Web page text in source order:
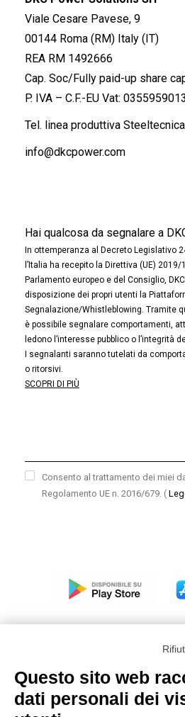
Viale Cesare Pavese, 9
00144 Roma (RM) Italy (IT)
REA RM 1492666
Cap. Soc/Fully paid-up share
P. IVA – C.F.-EU Vat:
Tel. linea produttiva
info@dkcpower.com
Hai qualcosa da segnalare a
In ottemperanza al Decreto Legislativo
l’Italia ha recepito la Direttiva (UE) 2019/
Parlamento europeo e del Consiglio,
disposizione dei propri utenti la
Segnalazione/Whistleblowing. Tramite
è possibile segnalare comportamenti,
ledono l’interesse pubblico o l’integrità
I segnalanti saranno tutelati da
o ritorsivi.
SCOPRI DI PIÙ
Consento al trattamento dei miei
Regolamento UE n. 2016/679. (
Modello organizzativo,
231/2001
Questo sito web
dati personali dei